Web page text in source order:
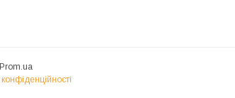
Prom.ua